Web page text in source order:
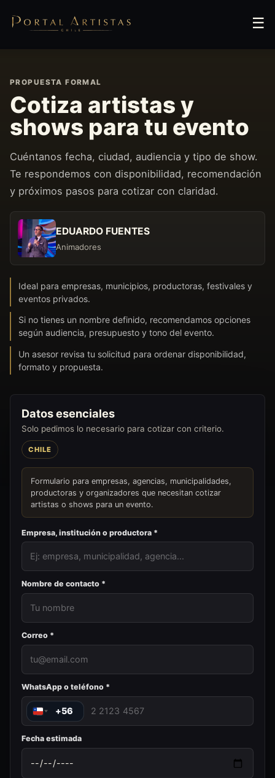
☰
PROPUESTA FORMAL
Cotiza artistas y
shows para tu evento
Cuéntanos fecha, ciudad, audiencia y tipo de show.
Te respondemos con disponibilidad, recomendación
y próximos pasos para cotizar con claridad.
EDUARDO FUENTES
Animadores
Ideal para empresas, municipios, productoras, festivales y
eventos privados.
Si no tienes un nombre definido, recomendamos opciones
según audiencia, presupuesto y tono del evento.
Un asesor revisa tu solicitud para ordenar disponibilidad,
formato y propuesta.
Datos esenciales
Solo pedimos lo necesario para cotizar con criterio.
CHILE
Formulario para empresas, agencias, municipalidades,
productoras y organizadores que necesitan cotizar
artistas o shows para un evento.
Empresa, institución o productora *
Nombre de contacto *
Correo *
WhatsApp o teléfono *
+56
Fecha estimada